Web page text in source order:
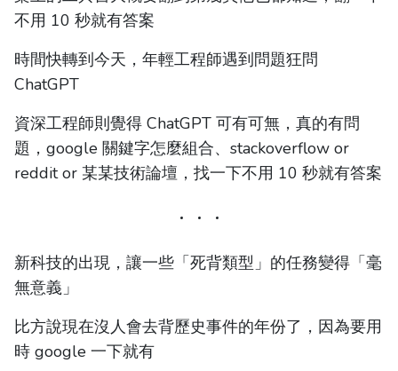
不用 10 秒就有答案
時間快轉到今天，年輕工程師遇到問題狂問
ChatGPT
資深工程師則覺得 ChatGPT 可有可無，真的有問
題，google 關鍵字怎麼組合、stackoverflow or
reddit or 某某技術論壇，找一下不用 10 秒就有答案
新科技的出現，讓一些「死背類型」的任務變得「毫
無意義」
比方說現在沒人會去背歷史事件的年份了，因為要用
時 google 一下就有